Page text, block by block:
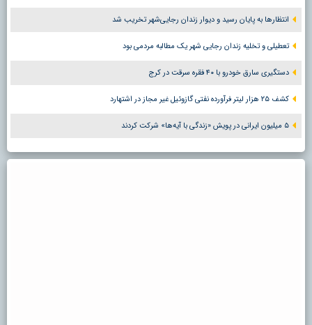
انتظارها به پایان رسید و دیوار زندان رجایی‌شهر تخریب شد
تعطیلی و تخلیه زندان رجایی شهر یک مطالبه مردمی بود
دستگیری سارق خودرو با ۴۰ فقره سرقت در کرج
کشف ۲۵ هزار لیتر فرآورده نفتی گازوئیل غیر مجاز در اشتهارد
۵ میلیون ایرانی در پویش «زندگی با آیه‌ها» شرکت کردند